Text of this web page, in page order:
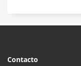
Contacto